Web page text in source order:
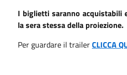
I biglietti saranno acquistabili
la sera stessa della proiezione.
Per guardare il trailerCLICCA